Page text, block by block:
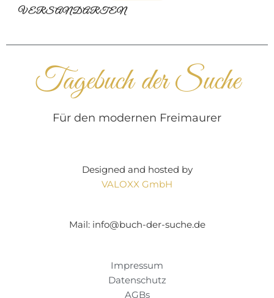
VERSANDARTEN
Tagebuch der Suche
Für den modernen Freimaurer
Designed and hosted by
VALOXX GmbH
Mail: info@buch-der-suche.de
Impressum
Datenschutz
AGBs